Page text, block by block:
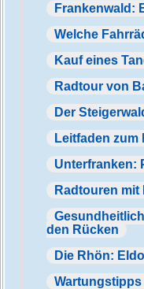
Frankenwald:
Welche
Kauf eines
Radtour von
Der
Leitfaden
Unterfranken:
Radtouren
den Rücken
Die Rhön:
Wartungstipps